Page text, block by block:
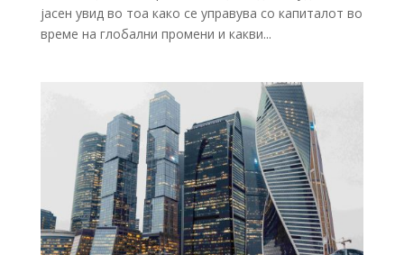
јасен увид во тоа како се управува со капиталот во
време на глобални промени и какви...